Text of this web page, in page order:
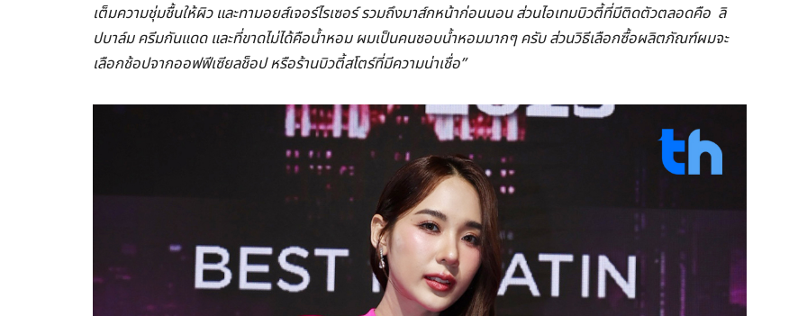
เต็มความชุ่มชื้นให้ผิว และทามอยส์เจอร์ไรเซอร์ รวมถึงมาส์กหน้าก่อนนอน ส่วนไอเทมบิวตี้ที่มีติดตัวตลอดคือ ลิ
ปบาล์ม ครีมกันแดด และที่ขาดไม่ได้คือน้ำหอม ผมเป็นคนชอบน้ำหอมมากๆ ครับ ส่วนวิธีเลือกซื้อผลิตภัณฑ์ผมจะ
เลือกช้อปจากออฟฟีเซียลช็อป หรือร้านบิวตี้สโตร์ที่มีความน่าเชื่อ”